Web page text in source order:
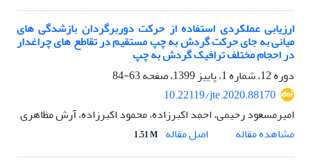
ارزیابی عملکردی استفاده از حرکت دوربرگردان بازشدگی های
میانی به جای حرکت گردش به چپ مستقیم در تقاطع های چراغدار
در احجام مختلف ترافیک گردش به چپ
دوره 12، شماره 1، پاییز 1399، صفحه
63-84
10.22119/jte.2020.88170
امیرمسعود رحیمی، احمد اکبرزاده، محمود اکبرزاده، آرش مظاهری
مشاهده مقاله
اصل مقاله 1.51 M